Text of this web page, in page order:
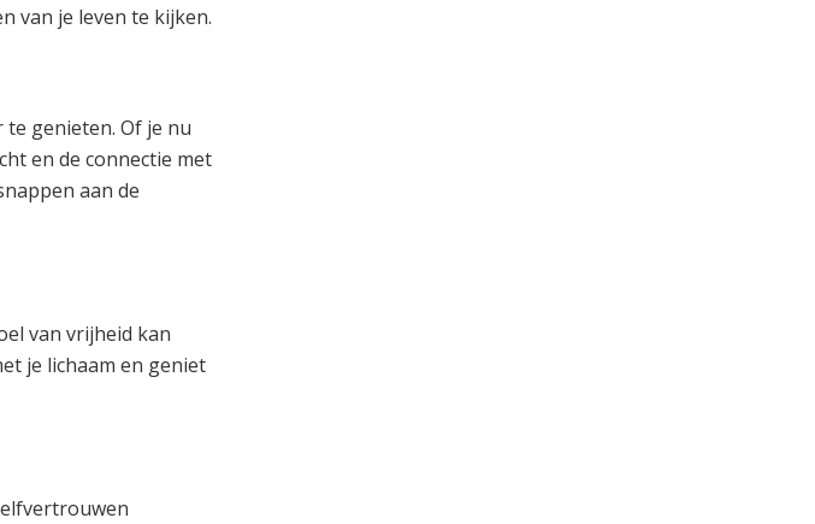
van je leven te kijken.
genieten. Of je nu
en de connectie met
aan de
van vrijheid kan
je lichaam en geniet